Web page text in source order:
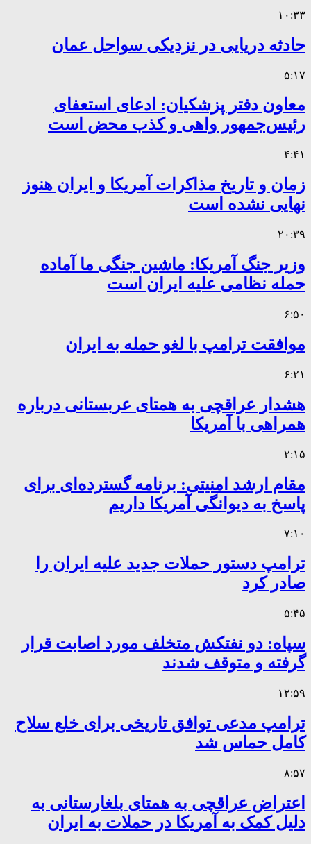
۱۰:۳۳
حادثه دریایی در نزدیکی سواحل عمان
۵:۱۷
معاون دفتر پزشکیان: ادعای استعفای
رئیس‌جمهور واهی و کذب محض است
۴:۴۱
زمان و تاریخ مذاکرات آمریکا و ایران هنوز
نهایی نشده است
۲۰:۳۹
وزیر جنگ آمریکا: ماشین جنگی ما آماده
حمله نظامی علیه ایران است
۶:۵۰
موافقت ترامپ با لغو حمله به ایران
۶:۲۱
هشدار عراقچی به همتای عربستانی درباره
همراهی با آمریکا
۲:۱۵
مقام ارشد امنیتی: برنامه گسترده‌ای برای
پاسخ به دیوانگی آمریکا داریم
۷:۱۰
ترامپ دستور حملات جدید علیه ایران را
صادر کرد
۵:۴۵
سپاه: دو نفتکش متخلف مورد اصابت قرار
گرفته و متوقف شدند
۱۲:۵۹
ترامپ مدعی توافق تاریخی برای خلع سلاح
کامل حماس شد
۸:۵۷
اعتراض عراقچی به همتای بلغارستانی به
دلیل کمک به آمریکا در حملات به ایران